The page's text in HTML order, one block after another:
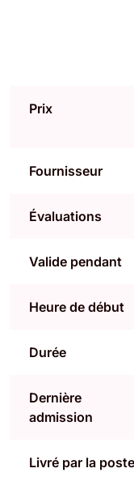
Prix
Fournisseur
Évaluations
Valide pendant
Heure de début
Durée
Dernière
admission
Livré par la poste